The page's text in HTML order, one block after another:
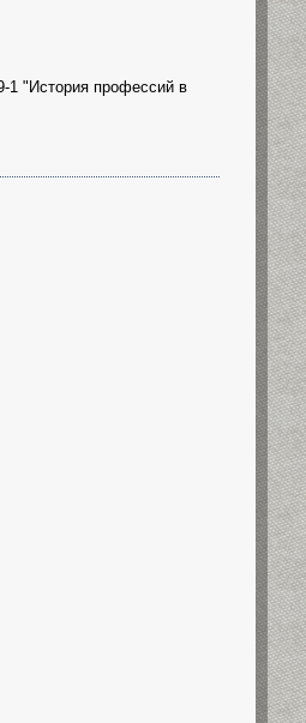
"История профессий в